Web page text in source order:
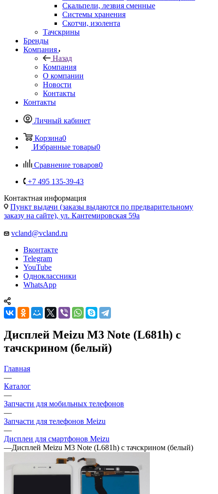
Компания
Назад
Компания
О компании
Новости
Контакты
Контакты
Личный кабинет
Корзина
+7 495 135-39-43
Контактная информация
Пункт выдачи (заказы выдаются по предварительному
заказу на сайте), ул. Кантемировская 59а
vcland@vcland.ru
Вконтакте
Telegram
YouTube
Одноклассники
WhatsApp
Дисплей Meizu M3 Note (L681h) с
тачскрином (белый)
Главная
—
Каталог
Запчасти для мобильных телефонов
Запчасти для телефонов Meizu
Дисплеи для смартфонов Meizu